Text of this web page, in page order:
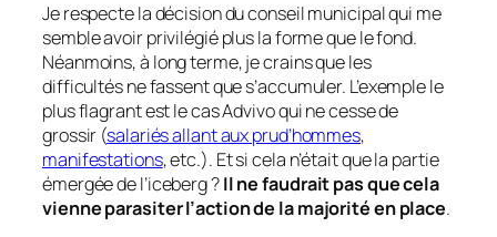
Je respecte la décision du conseil municipal qui me
semble avoir privilégié plus la forme que le fond.
Néanmoins, à long terme, je crains que les
difficultés ne fassent que s’accumuler. L’exemple le
plus flagrant est le cas Advivo qui ne cesse de
grossir (salariés allant aux prud’hommes,
manifestations, etc.). Et si cela n’était que la partie
émergée de l’iceberg ?Il ne faudrait pas que cela
vienne parasiter l’action de la majorité en place.